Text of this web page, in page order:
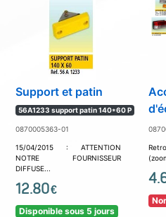
Support et patin
56A1233 support patin 140*60 P
0870005363-01
15/04/2015 : ATTENTION
NOTRE FOURNISSEUR
DIFFUSE...
12.80€
Disponible sous 5 jours